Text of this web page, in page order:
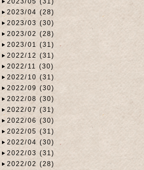
2023/04 (28)
2023/03 (30)
2023/02 (28)
2023/01 (31)
2022/12 (31)
2022/11 (30)
2022/10 (31)
2022/09 (30)
2022/08 (30)
2022/07 (31)
2022/06 (30)
2022/05 (31)
2022/04 (30)
2022/03 (31)
2022/02 (28)